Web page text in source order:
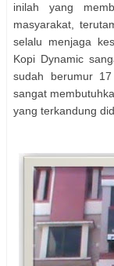
inilah yang
masyarakat,
selalu menjaga
Kopi Dynamic
sudah berumur
sangat
yang terkandung